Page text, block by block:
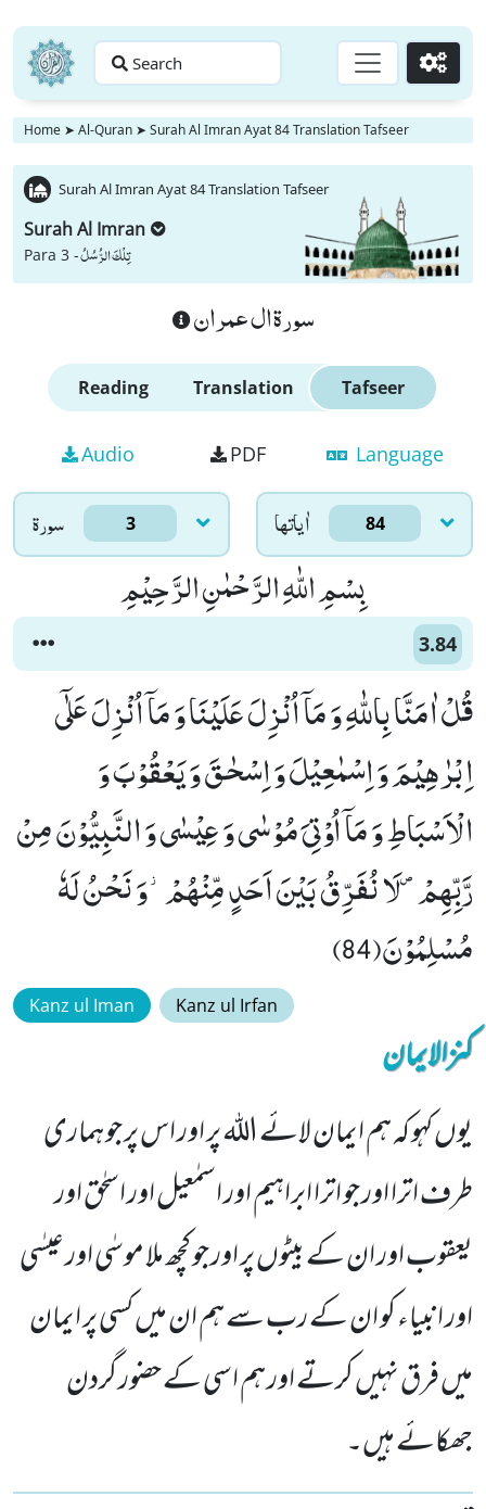
Search Go
Home ➤ Al-Quran ➤ Surah Al Imran Ayat 84 Translation Tafseer
Surah Al Imran Ayat 84 Translation Tafseer
Surah Al Imran
Para 3 -تِلْكَ الرُّسُلُ
سورة ال عمران
Reading Translation Tafseer
Audio PDF Language
سورۃ 3 اٰياتها 84
بِسْمِ اللّٰهِ الرَّحْمٰنِ الرَّحِیْمِ
3.84
قُلْ اٰمَنَّا بِاللّٰهِ وَ مَاۤ اُنْزِلَ عَلَیْنَا وَ مَاۤ اُنْزِلَ عَلٰۤى
اِبْرٰهِیْمَ وَ اِسْمٰعِیْلَ وَ اِسْحٰقَ وَ یَعْقُوْبَ وَ
الْاَسْبَاطِ وَ مَاۤ اُوْتِیَ مُوْسٰى وَ عِیْسٰى وَ النَّبِیُّوْنَ مِنْ
رَّبِّهِمْ۪-لَا نُفَرِّقُ بَیْنَ اَحَدٍ مِّنْهُمْ٘-وَ نَحْنُ لَهٗ
مُسْلِمُوْنَ(84)
Kanz ul Iman Kanz ul Irfan
کنزالایمان
یوں کہو کہ ہم ایمان لائے اللہ پر اور اس پر جو ہماری
طرف اترا اور جو اترا ابراہیم اور اسمٰعیل اور اسحٰق اور
یعقوب اور ان کے بیٹوں پر اور جو کچھ ملا موسٰی اور عیسٰی
اور انبیاء کو ان کے رب سے ہم ان میں کسی پر ایمان
میں فرق نہیں کرتے اور ہم اسی کے حضور گردن
جھکائے ہیں۔